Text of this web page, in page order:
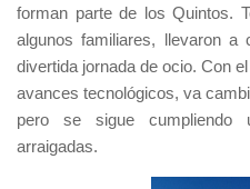
forman parte de los Quintos.
algunos familiares, llevaron
divertida jornada de ocio. Con
avances tecnológicos, va
pero se sigue cumpliendo
arraigadas.